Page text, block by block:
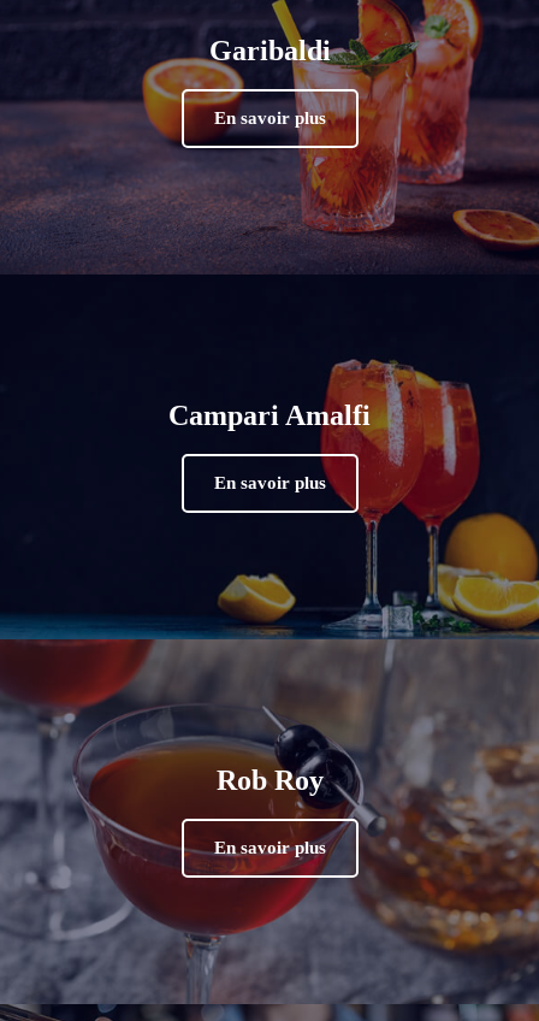
Garibaldi
En savoir plus
Campari Amalfi
En savoir plus
Rob Roy
En savoir plus